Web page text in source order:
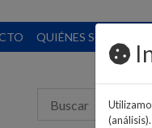
QUIÉNES SOMOS